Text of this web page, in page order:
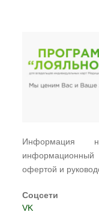
Информация
информационный
офертой и
Соцсети
VK